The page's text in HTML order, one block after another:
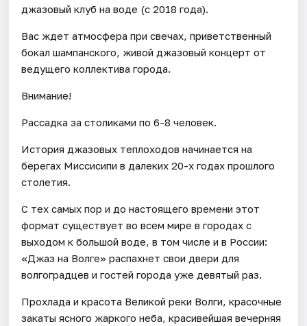
джазовый клуб на воде (с 2018 года).
Вас ждет атмосфера при свечах, приветственный
бокал шампанского, живой джазовый концерт от
ведущего коллектива города.
Внимание!
Рассадка за столиками по 6-8 человек.
История джазовых теплоходов начинается на
берегах Миссисипи в далеких 20-х годах прошлого
столетия.
С тех самых пор и до настоящего времени этот
формат существует во всем мире в городах с
выходом к большой воде, в том числе и в России:
«Джаз на Волге» распахнет свои двери для
волгоградцев и гостей города уже девятый раз.
Прохлада и красота Великой реки Волги, красочные
закаты ясного жаркого неба, красивейшая вечерняя